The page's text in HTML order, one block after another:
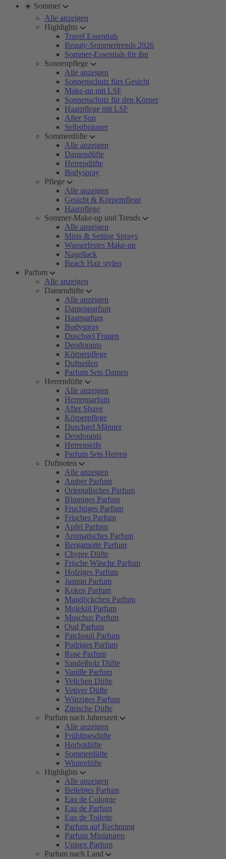
☀️ Sommer
Alle anzeigen
Highlights
Travel Essentials
Beauty-Sommertrends 2026
Sommer-Essentials für ihn
Sonnenpflege
Alle anzeigen
Sonnenschutz fürs Gesicht
Make-up mit LSF
Sonnenschutz für den Körper
Haarpflege mit LSF
After Sun
Selbstbräuner
Sommerdüfte
Alle anzeigen
Damendüfte
Herrendüfte
Bodyspray
Pflege
Alle anzeigen
Gesicht & Körperpflege
Haarpflege
Sommer-Make-up und Trends
Alle anzeigen
Mists & Setting Sprays
Wasserfestes Make-up
Nagellack
Beach Hair stylen
Parfum
Alle anzeigen
Damendüfte
Alle anzeigen
Damenparfum
Haarparfum
Bodyspray
Duschgel Frauen
Deodorants
Körperpflege
Duftseifen
Parfum Sets Damen
Herrendüfte
Alle anzeigen
Herrenparfum
After Shave
Körperpflege
Duschgel Männer
Deodorants
Herrenseife
Parfum Sets Herren
Duftnoten
Alle anzeigen
Amber Parfum
Orientalisches Parfum
Blumiges Parfum
Fruchtiges Parfum
Frisches Parfum
Apfel Parfum
Aromatisches Parfum
Bergamotte Parfum
Chypre Düfte
Frische Wäsche Parfum
Holziges Parfum
Jasmin Parfum
Kokos Parfum
Maiglöckchen Parfum
Molekül Parfum
Moschus Parfum
Oud Parfum
Patchouli Parfum
Pudriges Parfum
Rose Parfum
Sandelholz Düfte
Vanille Parfum
Veilchen Düfte
Vetiver Düfte
Würziges Parfum
Zitrische Düfte
Parfum nach Jahreszeit
Alle anzeigen
Frühlingsdüfte
Herbstdüfte
Sommerdüfte
Winterdüfte
Highlights
Alle anzeigen
Beliebtes Parfum
Eau de Cologne
Eau de Parfum
Eau de Toilette
Parfum auf Rechnung
Parfum Miniaturen
Unisex Parfum
Parfum nach Land